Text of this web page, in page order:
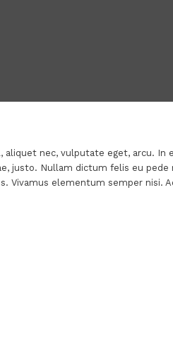
aliquet nec, vulputate eget, arcu. In
justo. Nullam dictum felis eu pede
Vivamus elementum semper nisi.